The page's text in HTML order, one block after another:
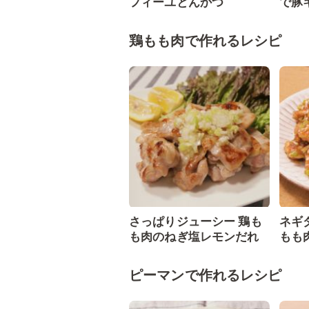
鶏もも肉で作れるレシピ
さっぱりジューシー 鶏も
も肉のねぎ塩レモンだれ
ネギ
もも
ピーマンで作れるレシピ